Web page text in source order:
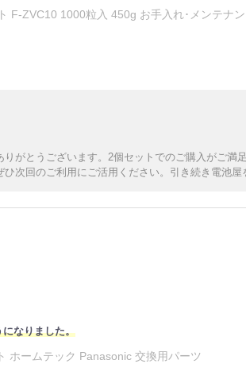
F-ZVC10 1000粒入 450g お手入れ･メンテナ
がとうございます。2個セットでのご購入がご
次回のご利用にご活用ください。引き続き電池屋
なりました。
ホームテック Panasonic 交換用パーツ